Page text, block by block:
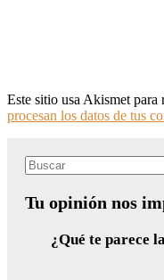
Este sitio usa Akismet para
procesan los datos de tus
Search
Tu opinión nos
¿Qué te parece